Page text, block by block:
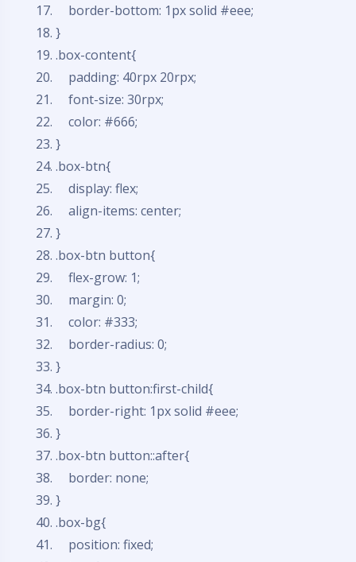
border-bottom: 1pxsolid #eee;
}
.box-content{
padding: 40rpx 20rpx;
font-size: 30rpx;
color: #666;
}
.box-btn{
display: flex;
align-items: center;
}
.box-btn button{
flex-grow: 1;
margin: 0;
color: #333;
border-radius: 0;
}
.box-btn button:first-child{
border-right: 1pxsolid #eee;
}
.box-btn button::after{
border: none;
}
.box-bg{
position: fixed;